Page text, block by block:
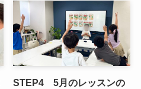
STEP4 5月のレッスンの